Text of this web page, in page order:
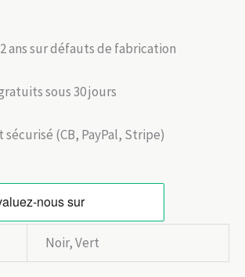
ans sur défauts de fabrication
sous 30 jours
sécurisé (CB, PayPal, Stripe)
Noir, Vert